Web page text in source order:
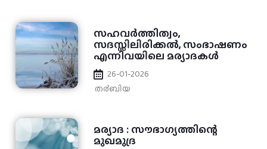
സഹവർത്തിത്വം,
സദസ്സിലിരിക്കൽ, സംഭാഷണം
എന്നിവയിലെ മര്യാദകൾ
26-01-2026
ത൪ബിയ
മര്യാദ : സൗഭാഗ്യത്തിന്റെ
മുഖമുദ്ര